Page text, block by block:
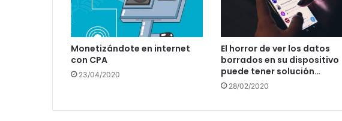
Monetizándote en internet
con CPA
23/04/2020
El horror de ver los datos
borrados en su dispositivo
puede tener solución…
28/02/2020